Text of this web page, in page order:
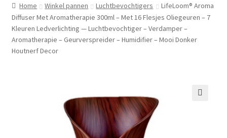
Mijn account
Contact
Home Winkel pannen Luchtbevochtigers
LifeLoom® Aroma
Diffuser Met Aromatherapie 300ml – Met 16 Flesjes Oliegeuren – 7
Kleuren Ledverlichting — Luchtbevochtiger – Verdamper –
Aromatherapie – Geurverspreider – Humidifier – Mooi Donker
Houtnerf Decor